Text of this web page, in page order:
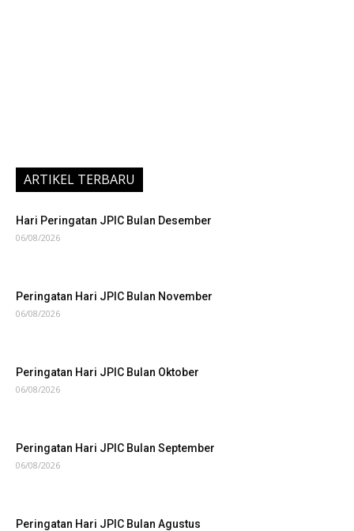
ARTIKEL TERBARU
Hari Peringatan JPIC Bulan Desember
06/08/2026
Peringatan Hari JPIC Bulan November
06/08/2026
Peringatan Hari JPIC Bulan Oktober
06/08/2026
Peringatan Hari JPIC Bulan September
06/08/2026
Peringatan Hari JPIC Bulan Agustus